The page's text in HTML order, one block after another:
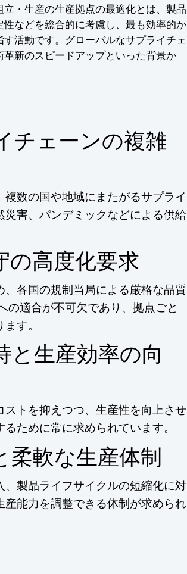
・生産の生産拠点の最適化とは、製品
などを総合的に考慮し、最も効率的か
活動です。グローバルなサプライチェ
新のスピードアップといった背景か
チェーンの複雑
数の国や地域にまたがるサプライ
害、パンデミックなどによる供給
の高度化要求
各国の規制当局による厳格な品質
の適合が不可欠であり、拠点ごと
す。
と生産効率の向
トを抑えつつ、生産性を向上させ
ために常に求められています。
柔軟な生産体制
製品ライフサイクルの短縮化に対
能力を調整できる体制が求められ